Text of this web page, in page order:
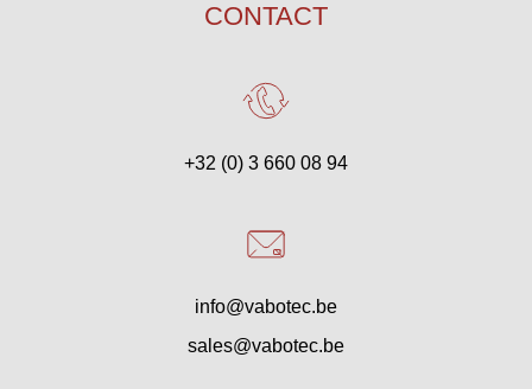
CONTACT
+32 (0) 3 660 08 94
info@vabotec.be
sales@vabotec.be